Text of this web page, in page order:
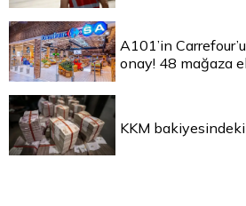
A101’in
onay! 48 mağaza
KKM